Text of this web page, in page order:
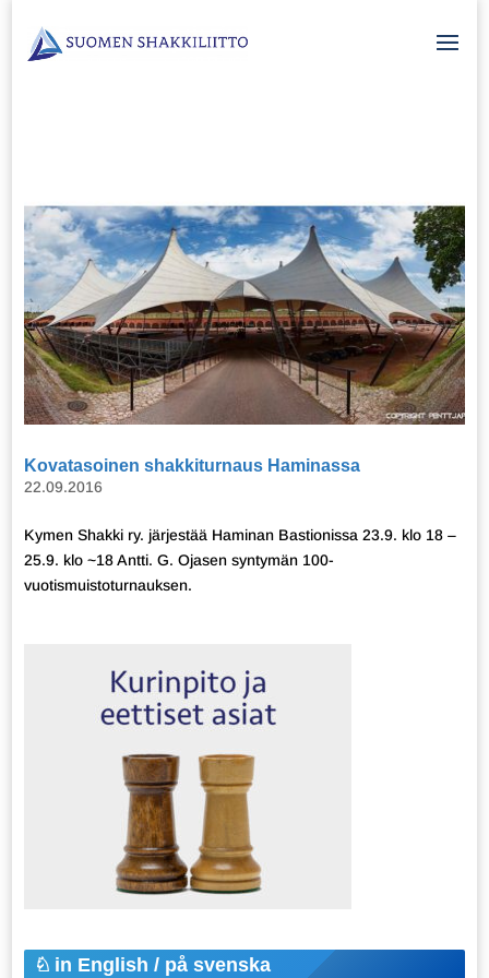
Kovatasoinen shakkiturnaus Haminassa
22.09.2016
Kymen Shakki ry. järjestää Haminan Bastionissa 23.9. klo 18 –
25.9. klo ~18 Antti. G. Ojasen syntymän 100-
vuotismuistoturnauksen.
in English / på svenska